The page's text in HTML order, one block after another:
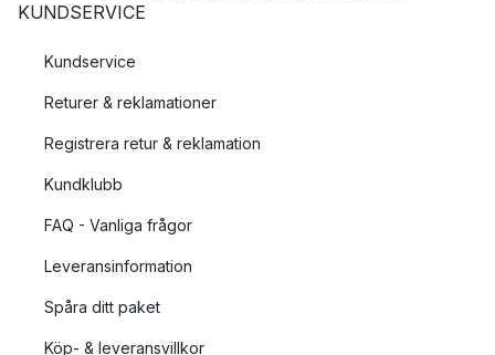
KUNDSERVICE
Kundservice
Returer & reklamationer
Registrera retur & reklamation
Kundklubb
FAQ - Vanliga frågor
Leveransinformation
Spåra ditt paket
Köp- & leveransvillkor